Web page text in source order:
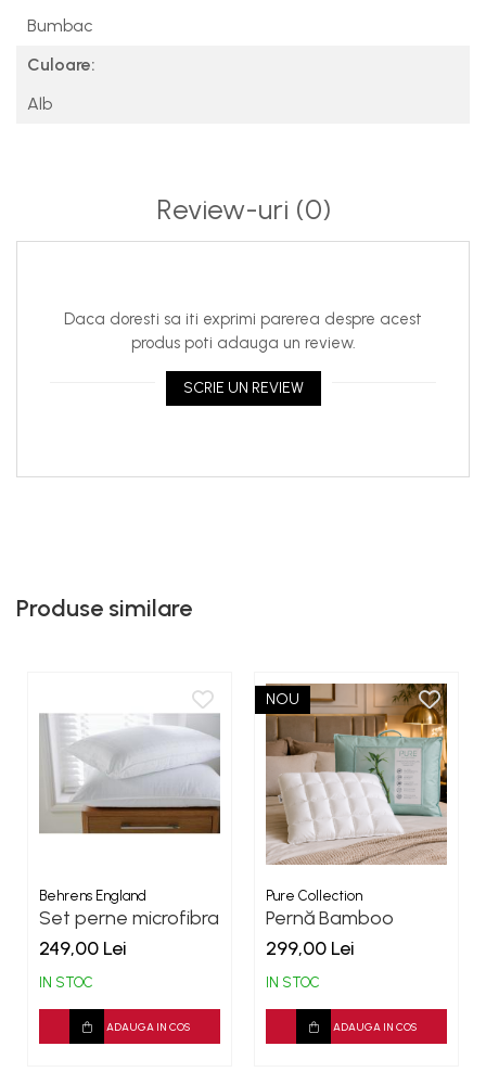
Bumbac
Culoare:
Alb
Review-uri (0)
Daca doresti sa iti exprimi parerea despre acest
produs poti adauga un review.
SCRIE UN REVIEW
Produse similare
Behrens England
Set perne microfibra
Premium-Spa
249,00 Lei
IN STOC
ADAUGA IN COS
NOU
Pure Collection
Pernă Bamboo
Pocket Premium
299,00 Lei
IN STOC
ADAUGA IN COS